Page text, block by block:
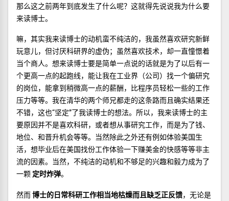
那么这之前两年到底发生了什么呢？这就得先说说我为什么要
来读博士。
嘛，其实我来读博士的动机蛮不纯洁的，我虽然喜欢研究新鲜
玩意儿，但讨厌科研界的虚伪；虽然喜欢技术，却一直憧憬着
当个商人。想来读博士要是简单一点说的话就是为了以后有一
个更高一点的起跑线，能让我在工业界（公司）找一个偏研究
的岗位，能拿到稍微高一点的薪酬，比程序员轻松一些的工作
压力等等。我在清华的两个师兄都走的这条路而且确实结果还
不错，这也“坚定”了我读博士的想法。所以，我来读博士的主
要原因并不是喜欢科研，或者想从事研究工作，而是为了钱、
地位、和晋升机会等等。当然除此之外还有例如体验美国生
活，想毕业后在美国找份工作体验一下赚美金的快感等等非主
流的因素。当然，不纯洁的动机和不够足的兴趣和毅力成为了
一颗 定时炸弹。
然而博士的日常科研工作相当地枯燥而且缺乏正反馈，无论是